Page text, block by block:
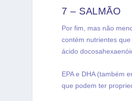
7 – SALMÃO
Por fim, mas não
contém nutrientes
ácido
EPA e DHA (também
que podem ter